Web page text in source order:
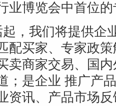
业博览会中首位
，我们将提供企
配买家、专家政策
卖商家交易、国
；是企业 推广产
资讯、产品市场